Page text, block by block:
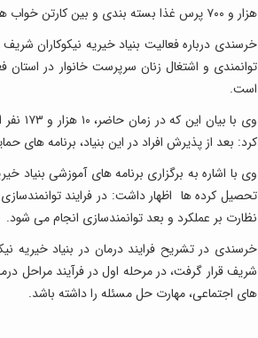
هزار و ۷۰۰ پرس غذا بسته بندی و بین کارتن خواب ها، بی خانمان ها و نیازمندان توزیع شده است.
خرسندی درباره فعالیت بنیاد خیریه نیکوکاران
توانمندی و اشتغال زنان سرپرست خانوار در
است.
وی
کرد: بعد از پذیرش افراد در این بنیاد، برنامه
وی با اشاره به برگزاری برنامه های آموزشی بنیاد
تحصیل کرده ها اظهار داشت: در فرایند توانمندسازی
نظارت بر عملکرد و بعد توانمندسازی انجام می شود.
خرسندی در تشریح فرایند درمان در بنیاد خیریه
شریف قرار گرفت، در مرحله اول در فرآیند مراحل
های اجتماعی، مهارت حل مسئله را داشته باشد.